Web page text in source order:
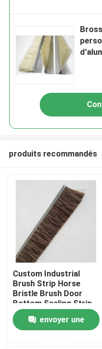
Aperçu
produits recommandés
Custom Industrial
Brush Strip Horse
Bristle Brush Door
Bottom Sealing Strip
Brush For
Sealing/Cleaning/Dust
Removal
envoyer une